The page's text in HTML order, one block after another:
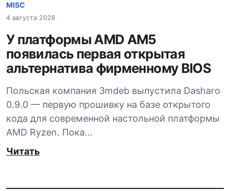
MISC
4 августа 2026
У платформы AMD AM5
появилась первая открытая
альтернатива фирменному BIOS
Польская компания 3mdeb выпустила Dasharo
0.9.0 — первую прошивку на базе открытого
кода для современной настольной платформы
AMD Ryzen. Пока…
Читать